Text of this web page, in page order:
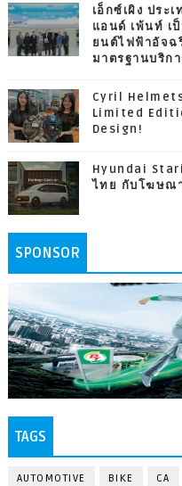
เอ็กซ์เผิง ประ
แอนด์ เพ้นท์ เ
ยนต์ไฟฟ้าอัจฉ
มาตรฐานบริก
Cyril
Limited
Design!
Hyundai
ไทย กับโฆษณ
SPONSOR
TAGS
AUTOMOTIVE BIKE CA